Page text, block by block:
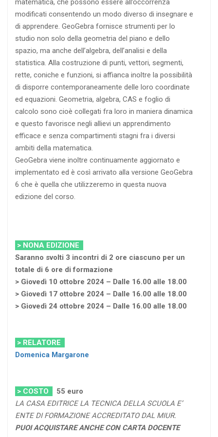
modificati consentendo un modo diverso di insegnare e
di apprendere. GeoGebra fornisce strumenti per lo
studio non solo della geometria del piano e dello
spazio, ma anche dell’algebra, dell’analisi e della
statistica. Alla costruzione di punti, vettori, segmenti,
rette, coniche e funzioni, si affianca inoltre la possibilità
di disporre contemporaneamente delle loro coordinate
ed equazioni. Geometria, algebra, CAS e foglio di
calcolo sono cioè collegati fra loro in maniera dinamica
e questo favorisce negli allievi un apprendimento
efficace e senza compartimenti stagni fra i diversi
ambiti della matematica.
GeoGebra viene inoltre continuamente aggiornato e
implementato ed è così arrivato alla versione GeoGebra
6 che è quella che utilizzeremo in questa nuova
edizione del corso.
> NONA EDIZIONE
Saranno svolti 3 incontri di 2 ore ciascuno per un
totale di 6 ore di formazione
> Giovedì 10 ottobre 2024 – Dalle 16.00 alle 18.00
> Giovedì 17 ottobre 2024 – Dalle 16.00 alle 18.00
> Giovedì 24 ottobre 2024 – Dalle 16.00 alle 18.00
> RELATORE
Domenica Margarone
> COSTO 55 euro
LA CASA EDITRICE LA TECNICA DELLA SCUOLA E’
ENTE DI FORMAZIONE ACCREDITATO DAL MIUR.
PUOI ACQUISTARE ANCHE CON CARTA DOCENTE